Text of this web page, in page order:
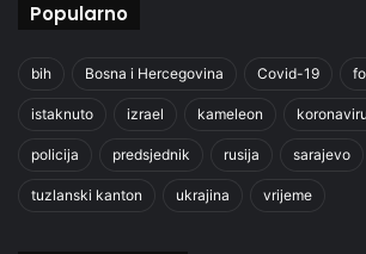
Popularno
bih Bosna i Hercegovina Covid-19
istaknuto izrael kameleon
policija predsjednik rusija sarajevo
tuzlanski kanton ukrajina vrijeme